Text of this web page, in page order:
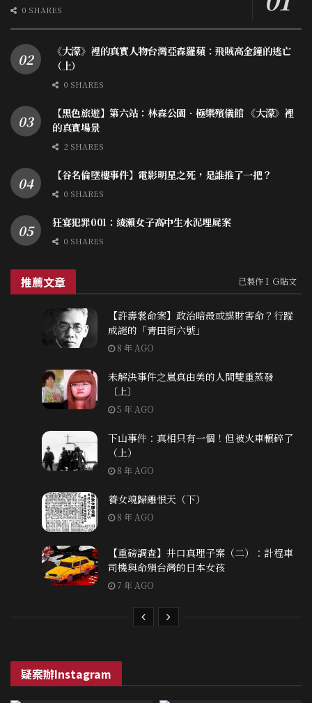
0 SHARES
《大濛》裡的真實人物台灣亞森羅蘋：飛賊高金鐘的逃亡
（上）
0 SHARES
【黑色旅遊】第六站：林森公園．極樂殯儀館 《大濛》裡
的真實場景
2 SHARES
【谷名倫墜樓事件】電影明星之死，是誰推了一把？
0 SHARES
狂宴犯罪001：綾瀨女子高中生水泥埋屍案
0 SHARES
推薦文章 已製作ＩＧ貼文
【許壽裳命案】政治暗殺或謀財害命？行蹤
成謎的「青田街六號」
8 年 AGO
未解決事件之嵐真由美的人間雙重蒸發
〔上〕
5 年 AGO
下山事件：真相只有一個！但被火車輾碎了
（上）
8 年 AGO
養女魂歸離恨天（下）
8 年 AGO
【重磅調查】井口真理子案（二）：計程車
司機與命殞台灣的日本女孩
7 年 AGO
疑案辦Instagram